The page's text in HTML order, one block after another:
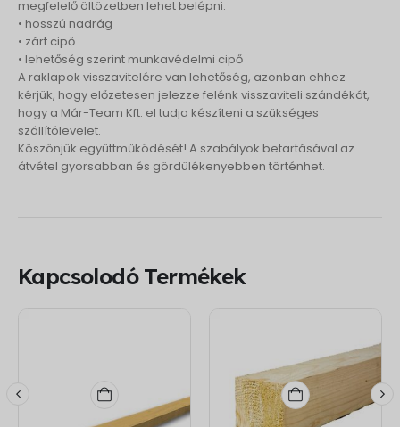
megfelelő öltözetben lehet belépni:
• hosszú nadrág
• zárt cipő
• lehetőség szerint munkavédelmi cipő
A raklapok visszavitelére van lehetőség, azonban ehhez
kérjük, hogy előzetesen jelezze felénk visszaviteli szándékát,
hogy a Már-Team Kft. el tudja készíteni a szükséges
szállítólevelet.
Köszönjük együttműködését! A szabályok betartásával az
átvétel gyorsabban és gördülékenyebben történhet.
Kapcsolodó Termékek